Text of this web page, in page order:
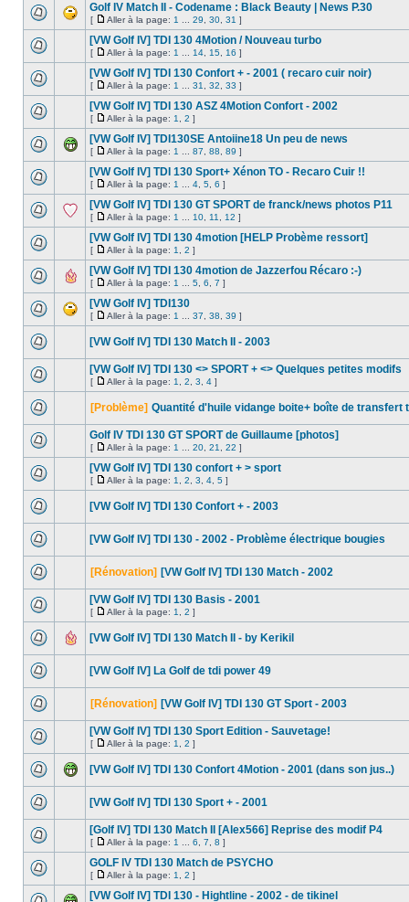
Golf IV Match II - Codename : Black Beauty | News P.30
[ Aller à la page: 1 29 30 31 ]
[VW Golf IV] TDI 130 4Motion / Nouveau turbo
[ Aller à la page: 1 14 15 16 ]
[VW Golf IV] TDI 130 Confort + - 2001 ( recaro cuir noir)
[ Aller à la page: 1 31 32 33 ]
[VW Golf IV] TDI 130 ASZ 4Motion Confort - 2002
[ Aller à la page: 1 2 ]
[VW Golf IV] TDI130SE Antoiine18 Un peu de news
[ Aller à la page: 1 87 88 89 ]
[VW Golf IV] TDI 130 Sport+ Xénon TO - Recaro Cuir !!
[ Aller à la page: 1 4 5 6 ]
[VW Golf IV] TDI 130 GT SPORT de franck/news photos P11
[ Aller à la page: 1 10 11 12 ]
[VW Golf IV] TDI 130 4motion [HELP Probème ressort]
[ Aller à la page: 1 2 ]
[VW Golf IV] TDI 130 4motion de Jazzerfou Récaro :-)
[ Aller à la page: 1 5 6 7 ]
[VW Golf IV] TDI130
[ Aller à la page: 1 37 38 39 ]
[VW Golf IV] TDI 130 Match II - 2003
[VW Golf IV] TDI 130 <> SPORT + <> Quelques petites modifs
[ Aller à la page: 1 2 3 4 ]
[Problème] Quantité d'huile vidange boite+ boîte de transfert
Golf IV TDI 130 GT SPORT de Guillaume [photos]
[ Aller à la page: 1 20 21 22 ]
[VW Golf IV] TDI 130 confort + > sport
[ Aller à la page: 1 2 3 4 5 ]
[VW Golf IV] TDI 130 Confort + - 2003
[VW Golf IV] TDI 130 - 2002 - Problème électrique bougies
[Rénovation] [VW Golf IV] TDI 130 Match - 2002
[VW Golf IV] TDI 130 Basis - 2001
[ Aller à la page: 1 2 ]
[VW Golf IV] TDI 130 Match II - by Kerikil
[VW Golf IV] La Golf de tdi power 49
[Rénovation] [VW Golf IV] TDI 130 GT Sport - 2003
[VW Golf IV] TDI 130 Sport Edition - Sauvetage!
[ Aller à la page: 1 2 ]
[VW Golf IV] TDI 130 Confort 4Motion - 2001 (dans son jus..)
[VW Golf IV] TDI 130 Sport + - 2001
[Golf IV] TDI 130 Match II [Alex566] Reprise des modif P4
[ Aller à la page: 1 6 7 8 ]
GOLF IV TDI 130 Match de PSYCHO
[ Aller à la page: 1 2 ]
[VW Golf IV] TDI 130 - Hightline - 2002 - de tikinel